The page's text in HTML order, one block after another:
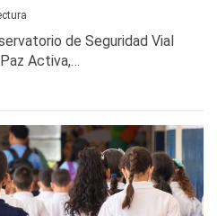
de Seguridad Vial
Activa,…